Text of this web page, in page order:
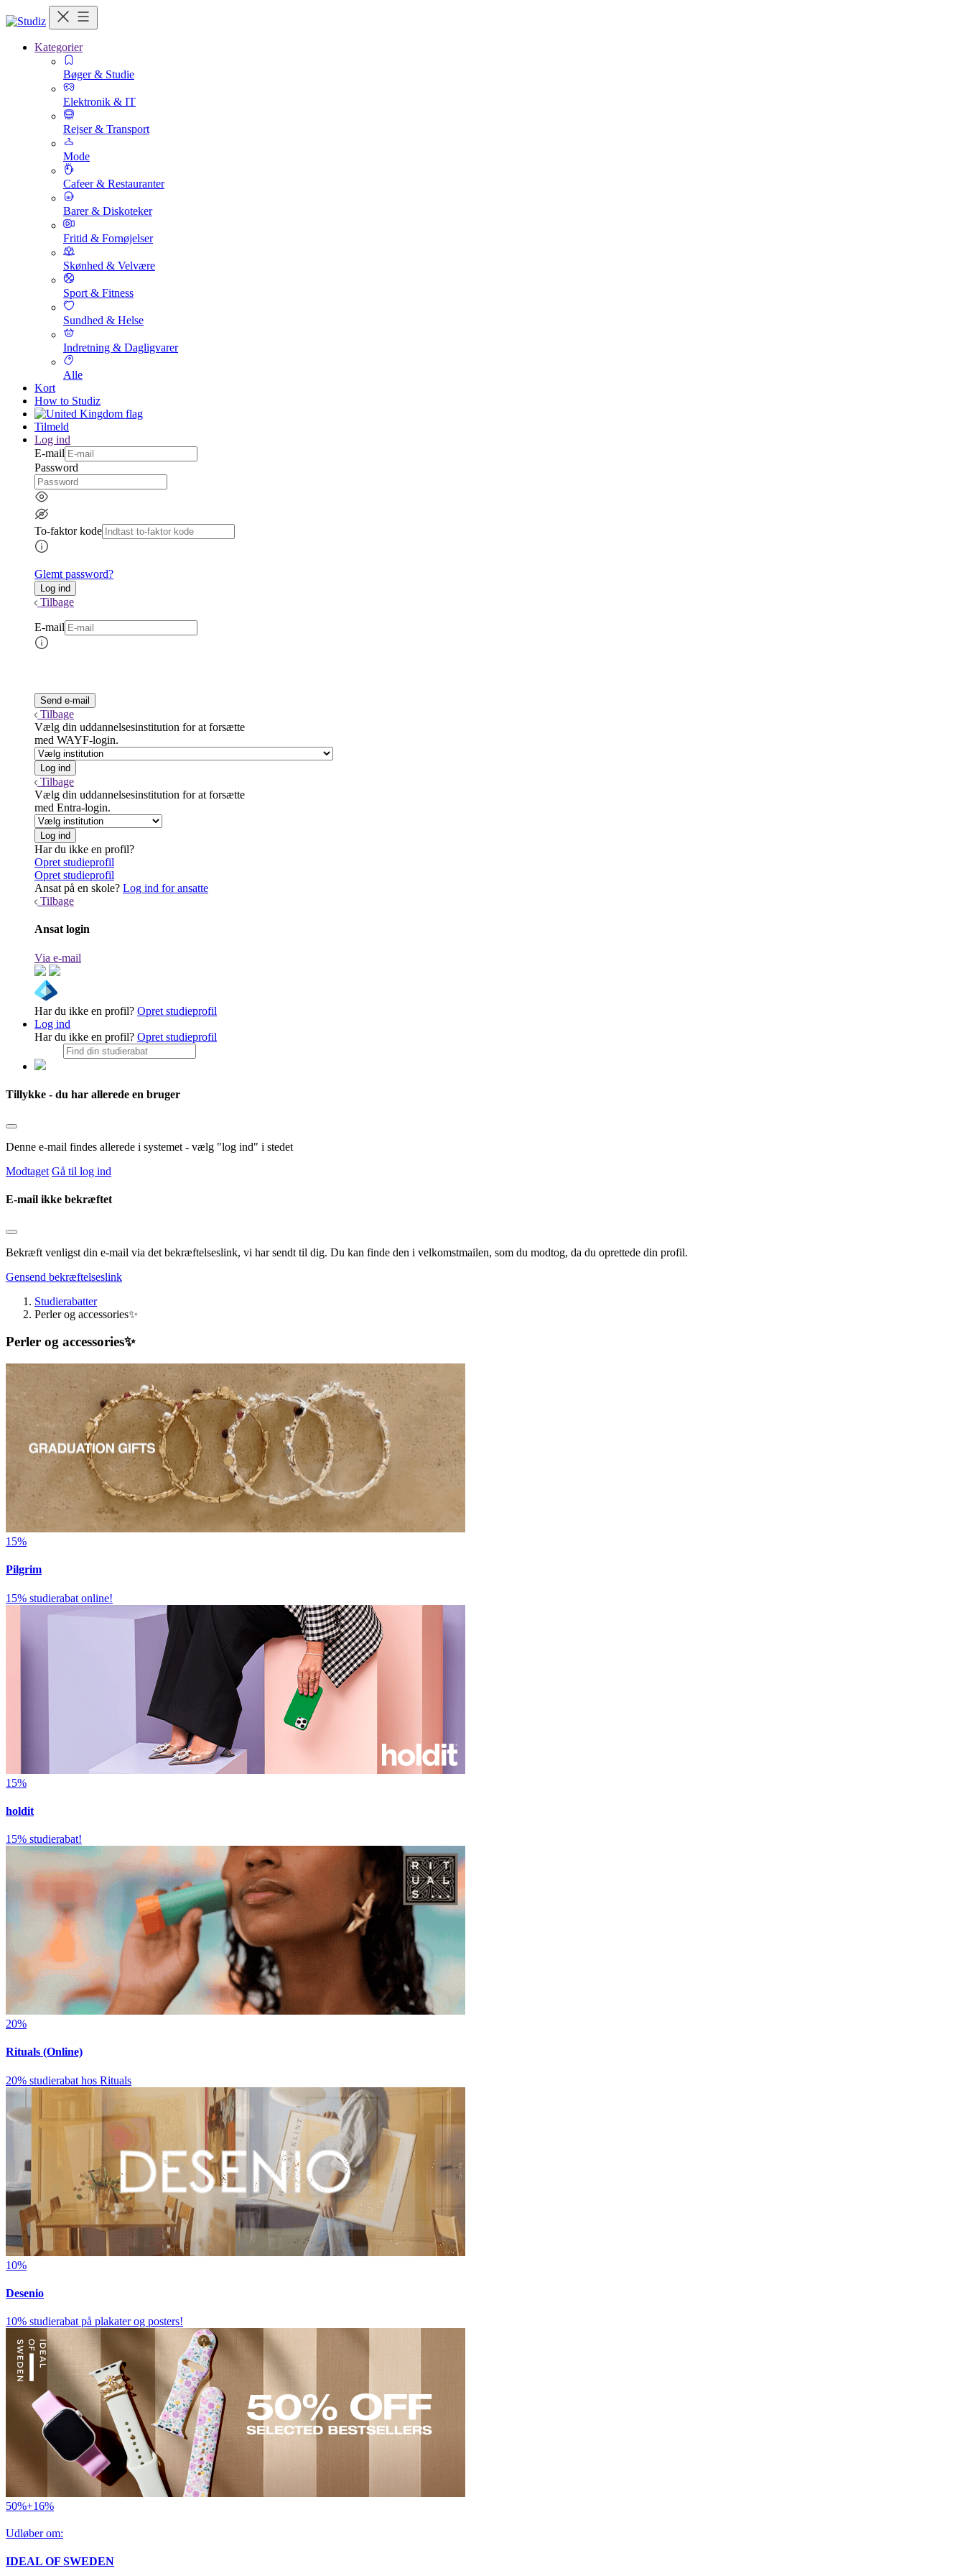
Kategorier
Bøger & Studie
Elektronik & IT
Rejser & Transport
Mode
Cafeer & Restauranter
Barer & Diskoteker
Fritid & Fornøjelser
Skønhed & Velvære
Sport & Fitness
Sundhed & Helse
Indretning & Dagligvarer
Alle
Kort
How to Studiz
Tilmeld
Log ind
E-mail
Password
To-faktor kode
Glemt password?
Tilbage
E-mail
Tilbage
Vælg din uddannelsesinstitution for at forsætte
med WAYF-login.
Tilbage
Vælg din uddannelsesinstitution for at forsætte
med Entra-login.
Har du ikke en profil?
Opret studieprofil
Opret studieprofil
Ansat på en skole? Log ind for ansatte
Tilbage
Ansat login
Via e-mail
Har du ikke en profil? Opret studieprofil
Log ind
Har du ikke en profil? Opret studieprofil
Tillykke - du har allerede en bruger
Denne e-mail findes allerede i systemet - vælg "log ind" i stedet
Modtaget Gå til log ind
E-mail ikke bekræftet
Bekræft venligst din e-mail via det bekræftelseslink, vi har sendt til dig. Du kan finde den i velkomstmailen, som du modtog, da du oprettede din profil.
Gensend bekræftelseslink
Studierabatter
Perler og accessories✨
Perler og accessories✨
15%
Pilgrim
15% studierabat online!
15%
holdit
15% studierabat!
20%
Rituals (Online)
20% studierabat hos Rituals
10%
Desenio
10% studierabat på plakater og posters!
50%+16%
Udløber om:
IDEAL OF SWEDEN